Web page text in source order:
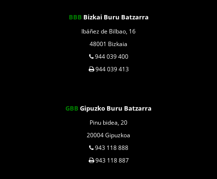
BBB Bizkai Buru Batzarra
Ibáñez de Bilbao, 16
48001 Bizkaia
944 039 400
944 039 413
GBB Gipuzko Buru Batzarra
Pinu bidea, 20
20004 Gipuzkoa
943 118 888
943 118 887